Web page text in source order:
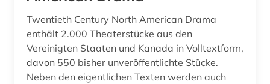
Twentieth Century North American Drama
enthält 2.000 Theaterstücke aus den
Vereinigten Staaten und Kanada in Volltextform,
davon 550 bisher unveröffentlichte Stücke.
Neben den eigentlichen Texten werden auch